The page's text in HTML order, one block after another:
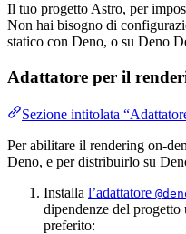
Il tuo progetto Astro, per
Non hai bisogno di
statico con Deno, o su Deno
Adattatore per il
Sezione intitolata
Per abilitare il rendering on-
Deno, e per distribuirlo su
Installa l’adattatore
dipendenze del progetto
preferito: